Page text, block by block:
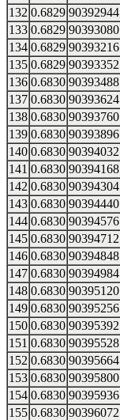
132 0.6829 90392944
133 0.6829 90393080
134 0.6829 90393216
135 0.6829 90393352
136 0.6830 90393488
137 0.6830 90393624
138 0.6830 90393760
139 0.6830 90393896
140 0.6830 90394032
141 0.6830 90394168
142 0.6830 90394304
143 0.6830 90394440
144 0.6830 90394576
145 0.6830 90394712
146 0.6830 90394848
147 0.6830 90394984
148 0.6830 90395120
149 0.6830 90395256
150 0.6830 90395392
151 0.6830 90395528
152 0.6830 90395664
153 0.6830 90395800
154 0.6830 90395936
155 0.6830 90396072